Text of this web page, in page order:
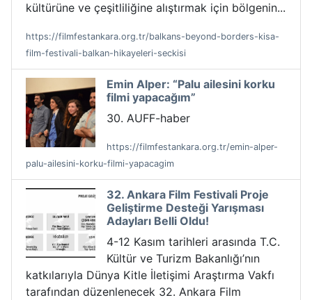
kültürüne ve çeşitliliğine alıştırmak için bölgenin...
https://filmfestankara.org.tr/balkans-beyond-borders-kisa-
film-festivali-balkan-hikayeleri-seckisi
Emin Alper: “Palu ailesini korku
filmi yapacağım”
30. AUFF-haber
https://filmfestankara.org.tr/emin-alper-
palu-ailesini-korku-filmi-yapacagim
32. Ankara Film Festivali Proje
Geliştirme Desteği Yarışması
Adayları Belli Oldu!
4-12 Kasım tarihleri arasında T.C.
Kültür ve Turizm Bakanlığı’nın
katkılarıyla Dünya Kitle İletişimi Araştırma Vakfı
tarafından düzenlenecek 32. Ankara Film